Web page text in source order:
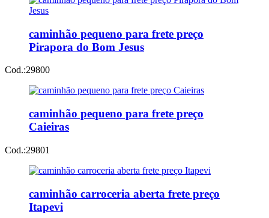
caminhão pequeno para frete preço
Pirapora do Bom Jesus
Cod.:29800
caminhão pequeno para frete preço
Caieiras
Cod.:29801
caminhão carroceria aberta frete preço
Itapevi